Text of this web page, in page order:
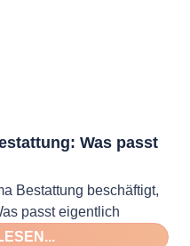
Was passt
Bestattung beschäftigt,
passt eigentlich